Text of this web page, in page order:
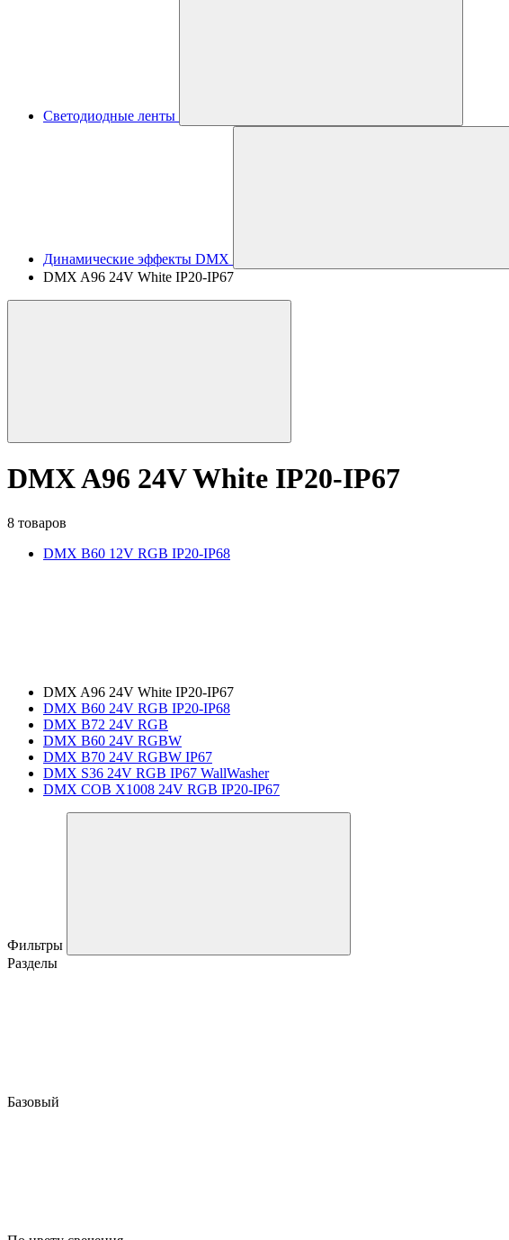
Светодиодные ленты
Динамические эффекты DMX
DMX A96 24V White IP20-IP67
DMX A96 24V White IP20-IP67
8 товаров
DMX B60 12V RGB IP20-IP68
DMX A96 24V White IP20-IP67
DMX B60 24V RGB IP20-IP68
DMX B72 24V RGB
DMX B60 24V RGBW
DMX B70 24V RGBW IP67
DMX S36 24V RGB IP67 WallWasher
DMX COB X1008 24V RGB IP20-IP67
Фильтры
Разделы
Базовый